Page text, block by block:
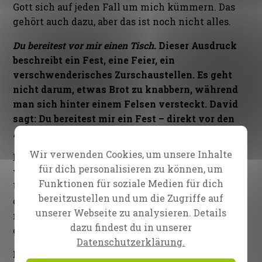
Gott sich auf jeden Fall um mich kümmern. Das
gehört auch dazu, aber das ist noch nicht alles.
Du bereitest vor mir einen Tisch. Dieser Ausdruck
beschreibt ein Fest, eine Feier, ein
verschwenderisches Zurschaustellen. Es geht
nicht darum, etwas Brot zu knabbern, während
man sich hinter einem Felsen versteckt. David
sagt: Du bereitest mir ein Fest – direkt vor den
Augen meiner Feinde.
Dies ist die ultimative Rache. Dort stehen sie,
verfluchen dich und wünschen dir den
Untergang. Stattdessen werden sie Zeugen, wie
du befördert wirst. Sie wollen deinen Ruin sehen,
müssen jedoch deine Erfolge anschauen. Und du
genießt dabei einfach die Güte Gottes.
Reinhard Bonnke hat immer eine Geschichte aus
Wir verwenden Cookies, um unsere Inhalte
für dich personalisieren zu können, um
Funktionen für soziale Medien für dich
bereitzustellen und um die Zugriffe auf
unserer Webseite zu analysieren. Details
dazu findest du in unserer
Datenschutzerklärung.